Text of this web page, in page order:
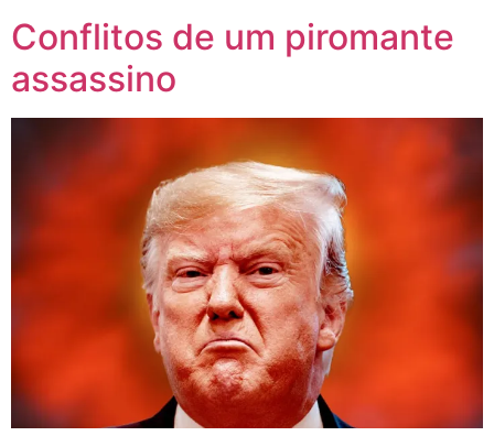
Conflitos de um piromante
assassino